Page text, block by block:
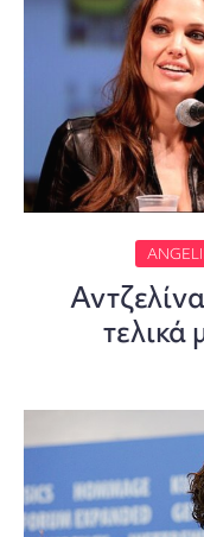
τελικά